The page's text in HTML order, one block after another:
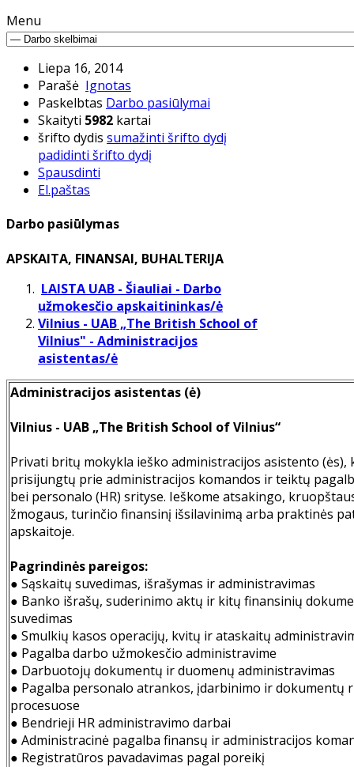
Menu
Liepa 16, 2014
Parašė Ignotas
Paskelbtas Darbo pasiūlymai
Skaityti 5982 kartai
šrifto dydis sumažinti šrifto dydį
padidinti šrifto dydį
Spausdinti
El.paštas
Darbo pasiūlymas
APSKAITA, FINANSAI, BUHALTERIJA
LAISTA UAB - Šiauliai - Darbo
užmokesčio apskaitininkas/ė
Vilnius - UAB „The British School of
Vilnius" - Administracijos
asistentas/ė
Administracijos asistentas (ė)
Vilnius - UAB „The British School of Vilnius“
Privati britų mokykla ieško administracijos asistento (ės),
prisijungtų prie administracijos komandos ir teiktų
bei personalo (HR) srityse. Ieškome atsakingo,
žmogaus, turinčio finansinį išsilavinimą arba praktinės
apskaitoje.
Pagrindinės pareigos:
● Sąskaitų suvedimas, išrašymas ir administravimas
● Banko išrašų, suderinimo aktų ir kitų finansinių
suvedimas
● Smulkių kasos operacijų, kvitų ir ataskaitų
● Pagalba darbo užmokesčio administravime
● Darbuotojų dokumentų ir duomenų administravimas
● Pagalba personalo atrankos, įdarbinimo ir dokumentų
procesuose
● Bendrieji HR administravimo darbai
● Administracinė pagalba finansų ir administracijos
● Registratūros pavadavimas pagal poreikį